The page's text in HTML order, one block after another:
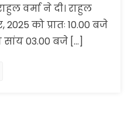
वर्मा ने दी। राहुल
को प्रातः 10.00 बजे
सांय 03.00 बजे […]